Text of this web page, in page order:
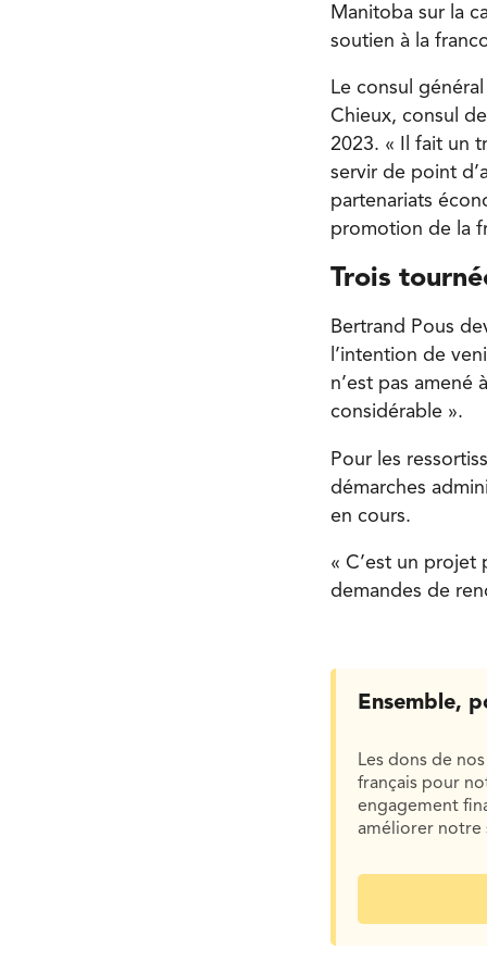
Manitoba sur la
soutien à la
Le consul
Chieux, consul
2023. « Il fait un
servir de point
partenariats
promotion de la
Trois
Bertrand Pous
l’intention de
n’est pas amené
considérable ».
Pour les
démarches
en cours.
« C’est un projet
demandes de
Ensemble,
Les dons de
français pour
engagement
améliorer notre